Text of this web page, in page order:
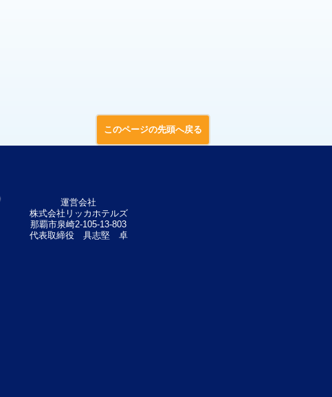
このページの先頭へ戻る
運営会社
株式会社リッカホテルズ
那覇市泉崎2-105-13-803
代表取締役 具志堅 卓